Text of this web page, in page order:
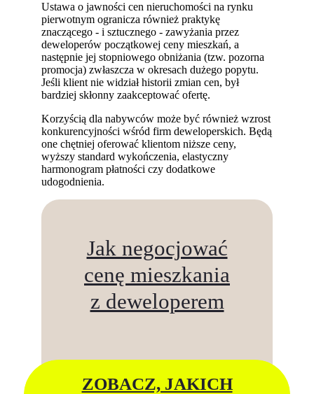
Ustawa o jawności cen nieruchomości na rynku
pierwotnym ogranicza również praktykę
znaczącego - i sztucznego - zawyżania przez
deweloperów początkowej ceny mieszkań, a
następnie jej stopniowego obniżania (tzw. pozorna
promocja) zwłaszcza w okresach dużego popytu.
Jeśli klient nie widział historii zmian cen, był
bardziej skłonny zaakceptować ofertę.
Korzyścią dla nabywców może być również wzrost
konkurencyjności wśród firm deweloperskich. Będą
one chętniej oferować klientom niższe ceny,
wyższy standard wykończenia, elastyczny
harmonogram płatności czy dodatkowe
udogodnienia.
Jak negocjować
cenę mieszkania
z deweloperem
ZOBACZ, JAKICH